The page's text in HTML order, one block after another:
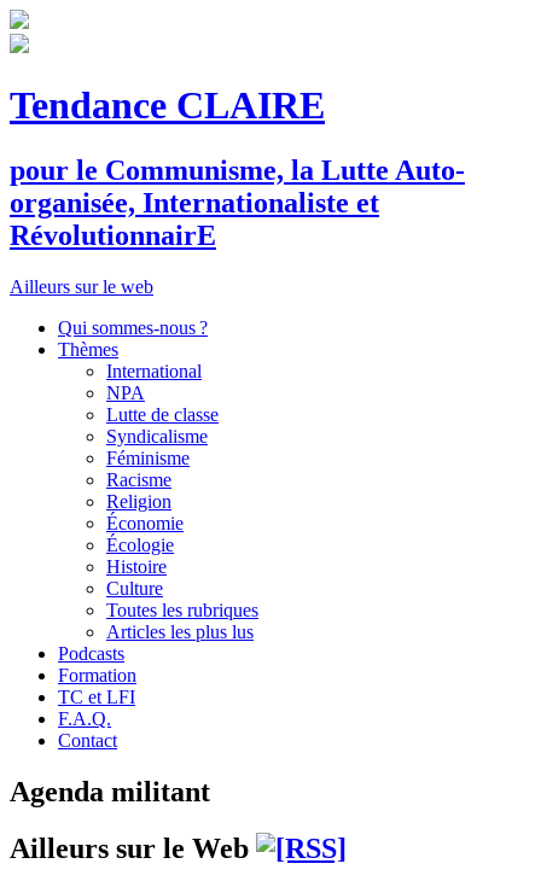
Tendance CLAIRE
pour le Communisme, la Lutte Auto-
organisée, Internationaliste et
RévolutionnairE
Ailleurs sur le web
Qui sommes-nous ?
Thèmes
International
NPA
Lutte de classe
Syndicalisme
Féminisme
Racisme
Religion
Économie
Écologie
Histoire
Culture
Toutes les rubriques
Articles les plus lus
Podcasts
Formation
TC et LFI
F.A.Q.
Contact
Agenda militant
Ailleurs sur le Web